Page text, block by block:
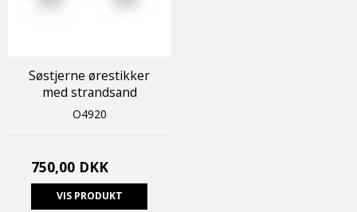
Søstjerne ørestikker
med strandsand
O4920
750,00 DKK
VIS PRODUKT